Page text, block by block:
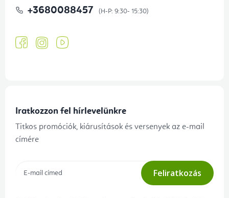
+3680088457
Iratkozzon fel hírlevelünkre
Titkos promóciók, kiárusítások és versenyek az e-mail
címére
Feliratkozás